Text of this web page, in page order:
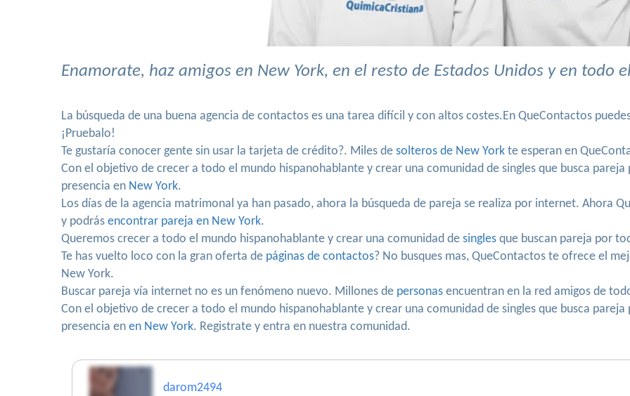
Enamorate, haz amigos en New York, en el resto de Estados Unidos y en todo
La búsqueda de una buena agencia de contactos es una tarea difícil y con altos costes.En QueContactos
¡Pruebalo!
Te gustaría conocer gente sin usar la tarjeta de crédito?. Miles de solteros de New York te esperan en
Con el objetivo de crecer a todo el mundo hispanohablante y crear una comunidad de singles que busca
presencia en New York.
Los días de la agencia matrimonal ya han pasado, ahora la búsqueda de pareja se realiza por internet. Ahora
y podrás encontrar pareja en New York.
Queremos crecer a todo el mundo hispanohablante y crear una comunidad de singles que buscan pareja por
Te has vuelto loco con la gran oferta de páginas de contactos? No busques mas, QueContactos te ofrece el
New York.
Buscar pareja vía internet no es un fenómeno nuevo. Millones de personas encuentran en la red amigos de
Con el objetivo de crecer a todo el mundo hispanohablante y crear una comunidad de singles que busca
presencia en en New York. Registrate y entra en nuestra comunidad.
darom2494